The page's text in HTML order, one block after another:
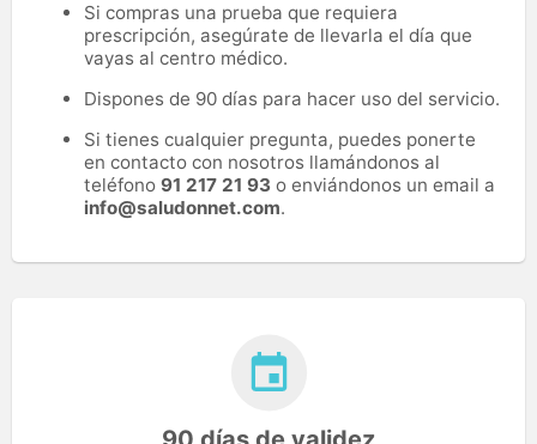
Si compras una prueba que requiera
prescripción, asegúrate de llevarla el día que
vayas al centro médico.
Dispones de 90 días para hacer uso del servicio.
Si tienes cualquier pregunta, puedes ponerte
en contacto con nosotros llamándonos al
teléfono 91 217 21 93 o enviándonos un email a
info@saludonnet.com.